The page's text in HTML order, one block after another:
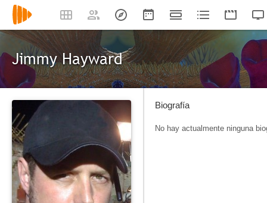
Jimmy Hayward
Biografía
No hay actualmente ninguna